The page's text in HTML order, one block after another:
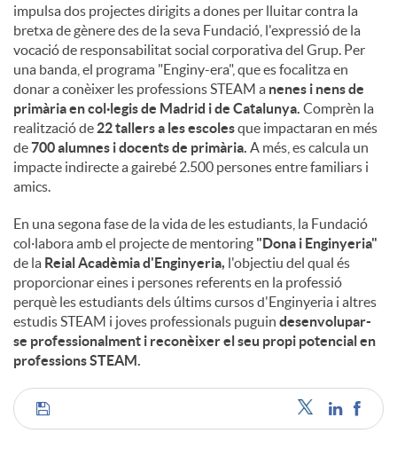
impulsa dos projectes dirigits a dones per lluitar contra la
bretxa de gènere des de la seva Fundació, l'expressió de la
vocació de responsabilitat social corporativa del Grup. Per
una banda, el programa "Enginy-era", que es focalitza en
donar a conèixer les professions STEAM a nenes i nens de
primària en col·legis de Madrid i de Catalunya. Comprèn la
realització de 22 tallers a les escolesque impactaran en més
de700 alumnes i docents de primària. A més, es calcula un
impacte indirecte a gairebé 2.500 persones entre familiars i
amics.
En una segona fase de la vida de les estudiants, la Fundació
col·labora amb el projecte de mentoring "Dona i Enginyeria"
de la Reial Acadèmia d'Enginyeria, l'objectiu del qual és
proporcionar eines i persones referents en la professió
perquè les estudiants dels últims cursos d'Enginyeria i altres
estudis STEAM i joves professionals puguin desenvolupar-
se professionalment i reconèixer el seu propi potencial en
professions STEAM.
C